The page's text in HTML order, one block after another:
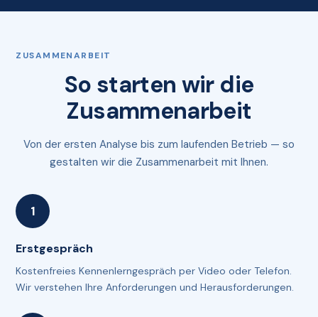
ZUSAMMENARBEIT
So starten wir die
Zusammenarbeit
Von der ersten Analyse bis zum laufenden Betrieb — so
gestalten wir die Zusammenarbeit mit Ihnen.
Erstgespräch
Kostenfreies Kennenlerngespräch per Video oder Telefon.
Wir verstehen Ihre Anforderungen und Herausforderungen.